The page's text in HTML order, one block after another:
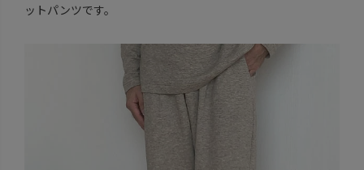
ットパンツです。